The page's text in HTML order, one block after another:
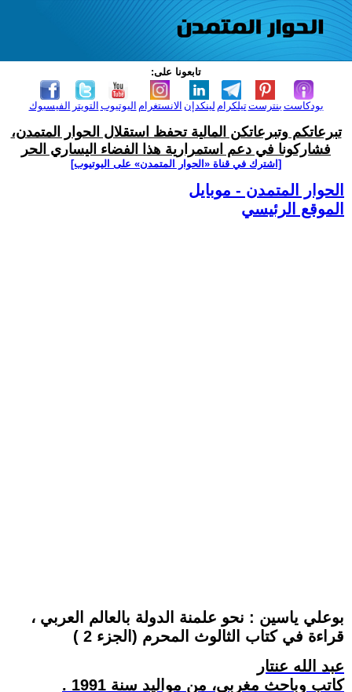
تابعونا على:
الفيسبوك التويتر اليوتيوب الانستغرام لينكدإن تيلكرامبنترست بودكاست
تبرعاتكم وتبرعاتكن المالية تحفظ استقلال الحوار المتمدن،
فشاركونا في دعم استمرارية هذا الفضاء اليساري الحر
[اشترك في قناة ‫«الحوار المتمدن» على اليوتيوب]
الحوار المتمدن - موبايل
الموقع الرئيسي
بوعلي ياسين : نحو علمنة الدولة بالعالم العربي ،
قراءة في كتاب الثالوث المحرم (الجزء 2 )
عبد الله عنتار
كاتب وباحث مغربي، من مواليد سنة 1991 .